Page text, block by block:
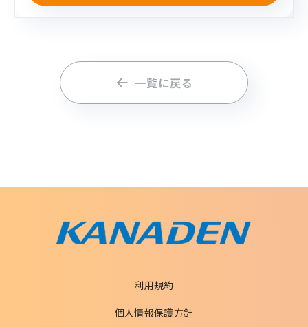
一覧に戻る
利用規約
個人情報保護方針